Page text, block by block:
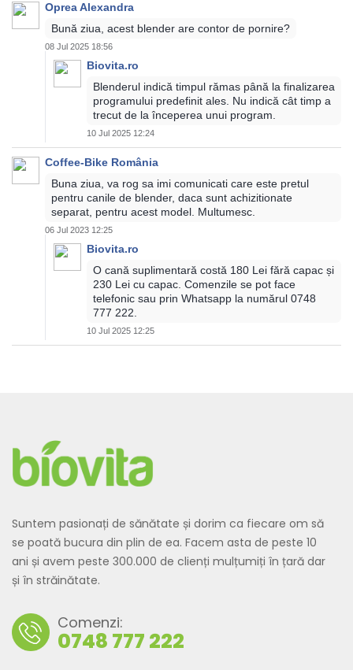
Oprea Alexandra
Bună ziua, acest blender are contor de pornire?
08 Jul 2025 18:56
Biovita.ro
Blenderul indică timpul rămas până la finalizarea
programului predefinit ales. Nu indică cât timp a
trecut de la începerea unui program.
10 Jul 2025 12:24
Coffee-Bike România
Buna ziua, va rog sa imi comunicati care este pretul
pentru canile de blender, daca sunt achizitionate
separat, pentru acest model. Multumesc.
06 Jul 2023 12:25
Biovita.ro
O cană suplimentară costă 180 Lei fără capac și
230 Lei cu capac. Comenzile se pot face
telefonic sau prin Whatsapp la numărul 0748
777 222.
10 Jul 2025 12:25
Suntem pasionați de sănătate și dorim ca fiecare om să
se poată bucura din plin de ea. Facem asta de peste 10
ani și avem peste 300.000 de clienți mulțumiți în țară dar
și în străinătate.
Comenzi:
0748 777 222